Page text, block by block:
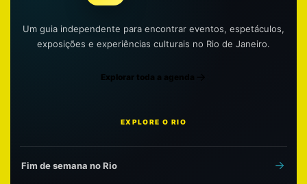
Um guia independente para encontrar eventos, espetáculos,
exposições e experiências culturais no Rio de Janeiro.
Explorar toda a agenda
EXPLORE O RIO
Fim de semana no Rio